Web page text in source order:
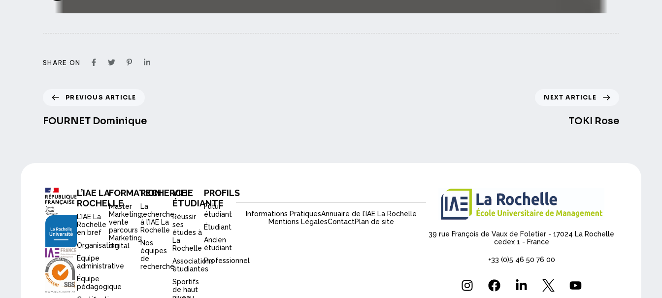
SHARE ON
PREVIOUS ARTICLE
FOURNET Dominique
NEXT ARTICLE
TOKI Rose
L’IAE LA
ROCHELLE
L’IAE La
Rochelle
en bref
Organisation
Équipe
administrative
Équipe
pédagogique
FORMATION
Master
Marketing,
vente
parcours
Marketing
digital
RECHERCHE
La
recherche
à l’IAE La
Rochelle
Nos
équipes
de
recherche
VIE
ÉTUDIANTE
Réussir
ses
études à
La
Rochelle
Associations
étudiantes
Sportifs
de haut
PROFILS
Futur
étudiant
Étudiant
Ancien
étudiant
Professionnel
Informations PratiquesAnnuaire de l’IAE La Rochelle
Mentions LégalesContactPlan de site
39 rue François de Vaux de Foletier - 17024 La Rochelle
cedex 1 - France
+33 (0)5 46 50 76 00